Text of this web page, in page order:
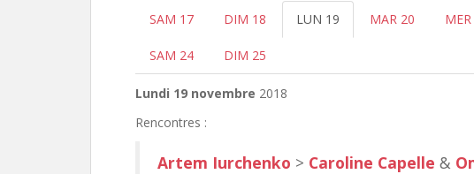
SAM 17 DIM 18 LUN 19 MAR 20 MER
SAM 24 DIM 25
Lundi 19 novembre 2018
Rencontres :
Artem Iurchenko > Caroline Capelle &